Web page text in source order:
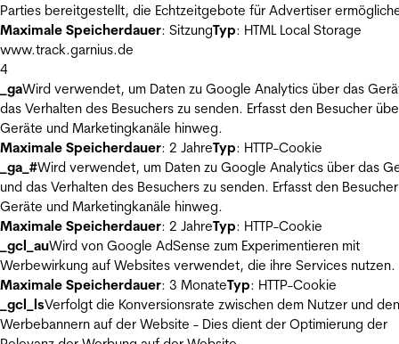
Parties bereitgestellt, die Echtzeitgebote für Advertiser
Maximale Speicherdauer: SitzungTyp: HTML Local Storage
www.track.garnius.de
4
_gaWird verwendet, um Daten zu Google Analytics über das
das Verhalten des Besuchers zu senden. Erfasst den Besucher
Geräte und Marketingkanäle hinweg.
Maximale Speicherdauer: 2 JahreTyp: HTTP-Cookie
_ga_#Wird verwendet, um Daten zu Google Analytics über das
und das Verhalten des Besuchers zu senden. Erfasst den
Geräte und Marketingkanäle hinweg.
Maximale Speicherdauer: 2 JahreTyp: HTTP-Cookie
_gcl_auWird von Google AdSense zum Experimentieren mit
Werbewirkung auf Websites verwendet, die ihre Services nutzen.
Maximale Speicherdauer: 3 MonateTyp: HTTP-Cookie
_gcl_lsVerfolgt die Konversionsrate zwischen dem Nutzer und den
Werbebannern auf der Website - Dies dient der Optimierung der